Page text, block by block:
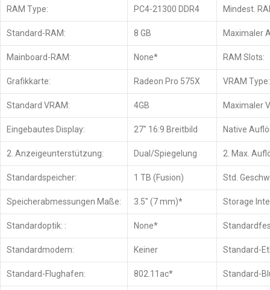
RAM Type: PC4-21300 DDR4 Mindest.
Standard-RAM: 8 GB Maximaler
Mainboard-RAM: None* RAM Slots:
Grafikkarte: Radeon Pro 575X VRAM Type:
Standard VRAM: 4GB Maximaler
Eingebautes Display: 27″ 16:9 Breitbild Native
2. Anzeigeunterstützung: Dual/Spiegelung 2. Max.
Standardspeicher: 1 TB (Fusion) Std.
Speicherabmessungen Maße: 3.5″ (7 mm)* Storage
Standardoptik: : None*
Standardmodem: Keiner Standard-
Standard-Flughafen: 802.11ac* Standard-